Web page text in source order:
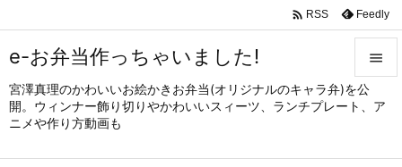
e-お弁当作っちゃいました!
宮澤真理のかわいいお絵かきお弁当(オリジナルのキャラ弁)を公
開。ウィンナー飾り切りやかわいいスィーツ、ランチプレート、ア
ニメや作り方動画も


メニュ
サイド
 RSS Feedly